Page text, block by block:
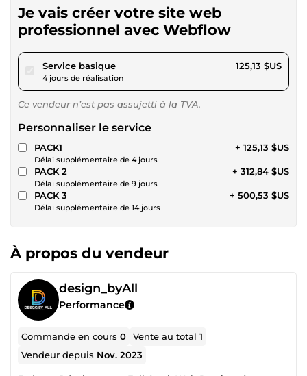
Je vais créer votre site web
professionnel avec Webflow
Service basiquepour 115,33 $US
4 jours de réalisation
125,13 $US
Ce vendeur n’est pas assujetti à la TVA.
Personnaliser le service
PACK1
Délai supplémentaire de 4 jours
+ 125,13 $US
PACK 2
Délai supplémentaire de 9 jours
+ 312,84 $US
PACK 3
Délai supplémentaire de 14 jours
+ 500,53 $US
À propos du vendeur
design_byAll
Performance
Commande en cours0 Vente au total1
Vendeur depuis Nov. 2023